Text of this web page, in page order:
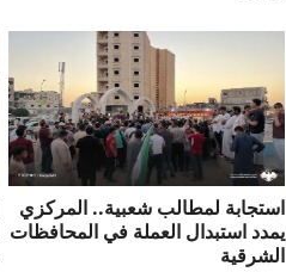
استجابة لمطالب شعبية.. المركزي
يمدد استبدال العملة في المحافظات
الشرقية